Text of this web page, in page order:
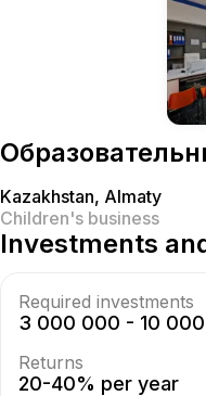
Kazakhstan, Almaty
Children's business
Investments
Required investments
3 000 000 - 10
Returns
20-40% per year